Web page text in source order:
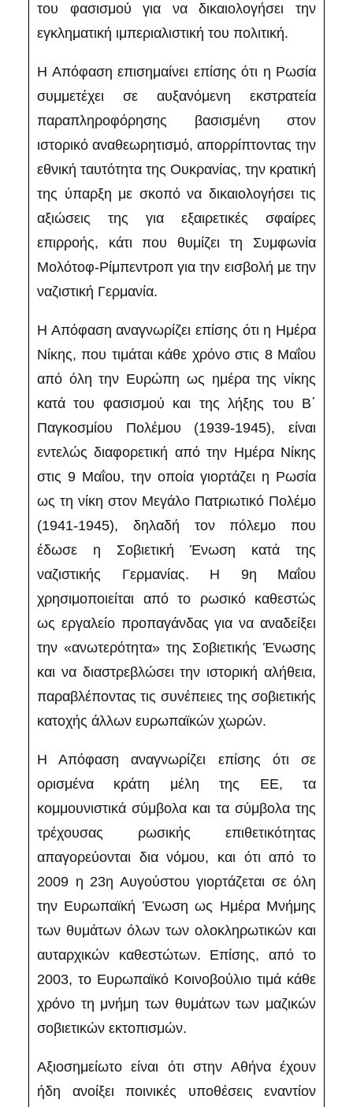
του φασισμού για να δικαιολογήσει την
εγκληματική ιμπεριαλιστική του πολιτική.
Η Απόφαση επισημαίνει επίσης ότι η Ρωσία
συμμετέχει σε αυξανόμενη εκστρατεία
παραπληροφόρησης βασισμένη στον
ιστορικό αναθεωρητισμό, απορρίπτοντας την
εθνική ταυτότητα της Ουκρανίας, την κρατική
της ύπαρξη με σκοπό να δικαιολογήσει τις
αξιώσεις της για εξαιρετικές σφαίρες
επιρροής, κάτι που θυμίζει τη Συμφωνία
Μολότοφ-Ρίμπεντροπ για την εισβολή με την
ναζιστική Γερμανία.
Η Απόφαση αναγνωρίζει επίσης ότι η Ημέρα
Νίκης, που τιμάται κάθε χρόνο στις 8 Μαΐου
από όλη την Ευρώπη ως ημέρα της νίκης
κατά του φασισμού και της λήξης του Β΄
Παγκοσμίου Πολέμου (1939-1945), είναι
εντελώς διαφορετική από την Ημέρα Νίκης
στις 9 Μαΐου, την οποία γιορτάζει η Ρωσία
ως τη νίκη στον Μεγάλο Πατριωτικό Πολέμο
(1941-1945), δηλαδή τον πόλεμο που
έδωσε η Σοβιετική Ένωση κατά της
ναζιστικής Γερμανίας. Η 9η Μαΐου
χρησιμοποιείται από το ρωσικό καθεστώς
ως εργαλείο προπαγάνδας για να αναδείξει
την «ανωτερότητα» της Σοβιετικής Ένωσης
και να διαστρεβλώσει την ιστορική αλήθεια,
παραβλέποντας τις συνέπειες της σοβιετικής
κατοχής άλλων ευρωπαϊκών χωρών.
Η Απόφαση αναγνωρίζει επίσης ότι σε
ορισμένα κράτη μέλη της ΕΕ, τα
κομμουνιστικά σύμβολα και τα σύμβολα της
τρέχουσας ρωσικής επιθετικότητας
απαγορεύονται δια νόμου, και ότι από το
2009 η 23η Αυγούστου γιορτάζεται σε όλη
την Ευρωπαϊκή Ένωση ως Ημέρα Μνήμης
των θυμάτων όλων των ολοκληρωτικών και
αυταρχικών καθεστώτων. Επίσης, από το
2003, το Ευρωπαϊκό Κοινοβούλιο τιμά κάθε
χρόνο τη μνήμη των θυμάτων των μαζικών
σοβιετικών εκτοπισμών.
Αξιοσημείωτο είναι ότι στην Αθήνα έχουν
ήδη ανοίξει ποινικές υποθέσεις εναντίον